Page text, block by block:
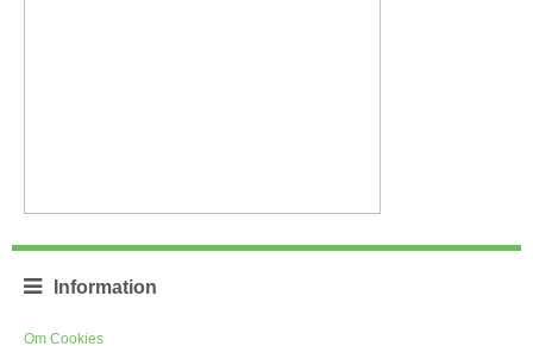
Information
Om Cookies